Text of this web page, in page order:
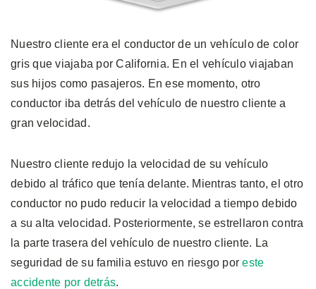
Nuestro cliente era el conductor de un vehículo de color
gris que viajaba por California. En el vehículo viajaban
sus hijos como pasajeros. En ese momento, otro
conductor iba detrás del vehículo de nuestro cliente a
gran velocidad.
Nuestro cliente redujo la velocidad de su vehículo
debido al tráfico que tenía delante. Mientras tanto, el otro
conductor no pudo reducir la velocidad a tiempo debido
a su alta velocidad. Posteriormente, se estrellaron contra
la parte trasera del vehículo de nuestro cliente. La
seguridad de su familia estuvo en riesgo poreste
accidente por detrás.